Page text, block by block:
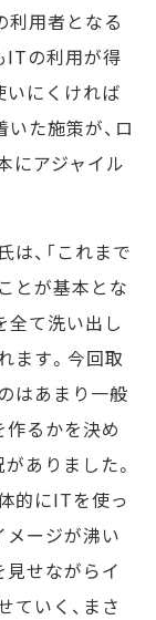
利用者となる
ITの利用が得
いにくければ
た施策が、ロ
にアジャイル
、「これまで
とが基本とな
全て洗い出し
ます。今回取
はあまり一般
作るかを決め
ありました。
的にITを使っ
メージが沸い
見せながらイ
ていく、まさ